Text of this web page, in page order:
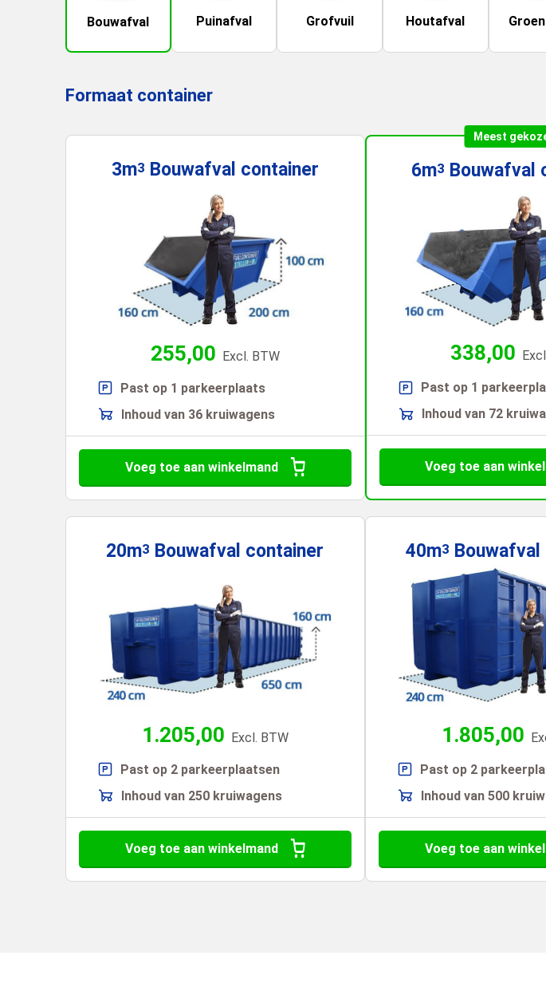
Bouwafval Puinafval Grofvuil Houtafval
Formaat container
3m3 Bouwafval container
255,00 Excl. BTW
Past op 1 parkeerplaats
Inhoud van 36 kruiwagens
Voeg toe aan winkelmand
Meest
6m3 Bouwafval
338,00
Past op 1
Inhoud van 72
Voeg toe aan
20m3 Bouwafval container
1.205,00 Excl. BTW
Past op 2 parkeerplaatsen
Inhoud van 250 kruiwagens
Voeg toe aan winkelmand
40m3 Bouwafval
1.805,00
Past op 2
Inhoud van 500
Voeg toe aan